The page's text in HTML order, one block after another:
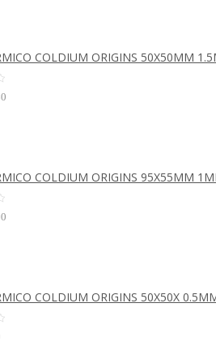
COLDIUM ORIGINS 50X50MM
COLDIUM ORIGINS 95X55MM
COLDIUM ORIGINS 50X50X